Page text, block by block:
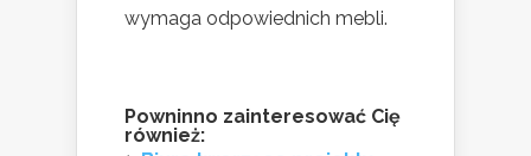
wymaga odpowiednich mebli.
Powninno zainteresować Cię
również: